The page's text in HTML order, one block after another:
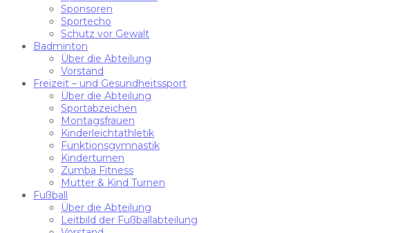
Sponsoren
Sportecho
Schutz vor Gewalt
Badminton
Über die Abteilung
Vorstand
Freizeit – und Gesundheitssport
Über die Abteilung
Sportabzeichen
Montagsfrauen
Kinderleichtathletik
Funktionsgymnastik
Kinderturnen
Zumba Fitness
Mutter & Kind Turnen
Fußball
Über die Abteilung
Leitbild der Fußballabteilung